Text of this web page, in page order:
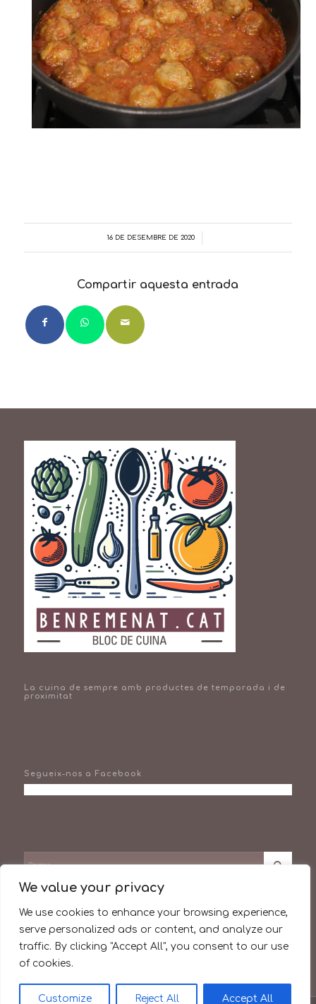
We value your privacy
We use cookies to enhance your browsing experience,
serve personalized ads or content, and analyze our
traffic. By clicking "Accept All", you consent to our use
of cookies.
Customize Reject All Accept All
16 DE DESEMBRE DE 2020
/
Compartir aquesta entrada
La cuina de sempre amb productes de temporada i de
proximitat
Segueix-nos a Facebook
Facebook
Instagram